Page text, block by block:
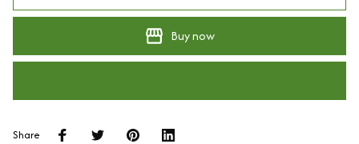
Buy now
Share